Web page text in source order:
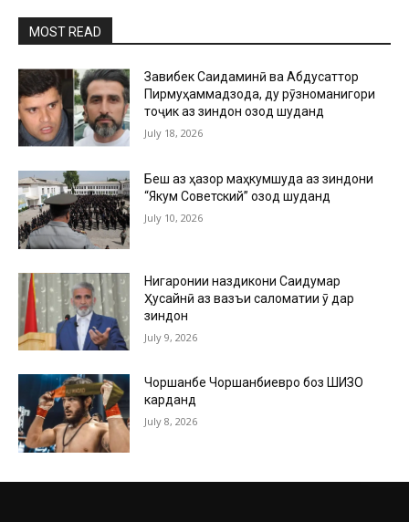
MOST READ
Завқибек Саидаминӣ ва Абдусаттор
Пирмуҳаммадзода, ду рӯзноманигори
тоҷик аз зиндон озод шуданд
July 18, 2026
Беш аз ҳазор маҳкумшуда аз зиндони
“Якум Советский” озод шуданд
July 10, 2026
Нигаронии наздикони Саидумар
Ҳусайнӣ аз вазъи саломатии ӯ дар
зиндон
July 9, 2026
Чоршанбе Чоршанбиевро боз ШИЗО
карданд
July 8, 2026